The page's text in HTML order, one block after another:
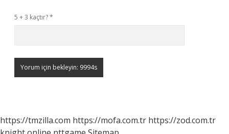
5 + 3 kaçtır?*
https://tmzilla.com https://mofa.com.tr https://zod.com.tr